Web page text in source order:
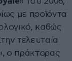
με προϊόντα
καθώς
τελευταία
ο πράκτορας